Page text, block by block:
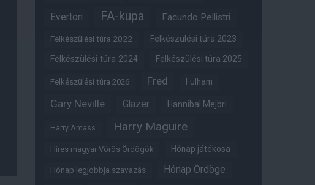
Everton FA-kupa Facundo Pellistri
Felkészülési túra 2022 Felkészülési túra 2023
Felkészülési túra 2024 Felkészülési túra 2025
Felkészülési túra 2026 Fred Fulham
Gary Neville Glazer Hannibal Mejbri
Harry Amass Harry Maguire
Híres magyar Vörös Ördögök Hónap játékosa
Hónap legjobbja szavazás Hónap Ördöge